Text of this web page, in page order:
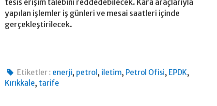
yapılan işlemler iş günleri ve mesai saatleri içinde
gerçekleştirilecek.
Etiketler : enerji, petrol , iletim, Petrol Ofisi, EPDK,
Kırıkkale, tarife